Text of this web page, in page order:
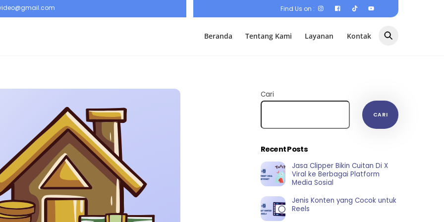
Find Us on :
Beranda Tentang Kami Layanan Kontak
Cari
CARI
Recent Posts
Jasa Clipper Bikin Cuitan Di X
Viral ke Berbagai Platform
Media Sosial
Jenis Konten yang Cocok untuk
Reels